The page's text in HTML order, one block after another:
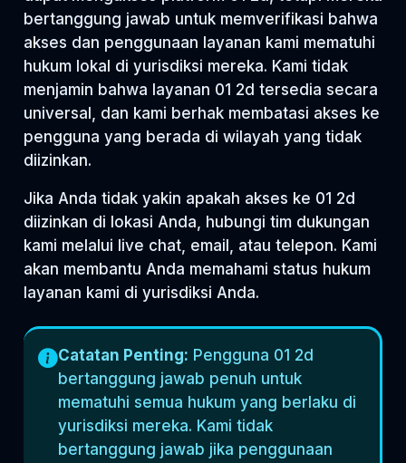
bertanggung jawab untuk memverifikasi bahwa
akses dan penggunaan layanan kami mematuhi
hukum lokal di yurisdiksi mereka. Kami tidak
menjamin bahwa layanan 01 2d tersedia secara
universal, dan kami berhak membatasi akses ke
pengguna yang berada di wilayah yang tidak
diizinkan.
Jika Anda tidak yakin apakah akses ke 01 2d
diizinkan di lokasi Anda, hubungi tim dukungan
kami melalui live chat, email, atau telepon. Kami
akan membantu Anda memahami status hukum
layanan kami di yurisdiksi Anda.
Catatan Penting: Pengguna 01 2d
bertanggung jawab penuh untuk
mematuhi semua hukum yang berlaku di
yurisdiksi mereka. Kami tidak
bertanggung jawab jika penggunaan